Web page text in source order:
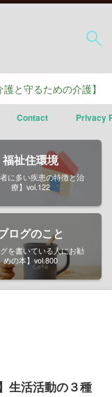
守るための介護】ポイ
Contact Privacy
福祉住環境
者に多い疾患の特徴と治
療】vol.122
ログのこと
グを書いている人にお勧
めの本】vol.800
生活活動の３種